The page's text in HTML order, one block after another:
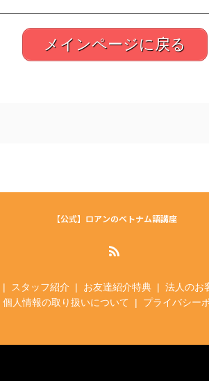
メインページに戻る
【公式】ロアンのベトナム語講座
スタッフ紹介 お友達紹介特典 法人のお
個人情報の取り扱いについて
プライバシー